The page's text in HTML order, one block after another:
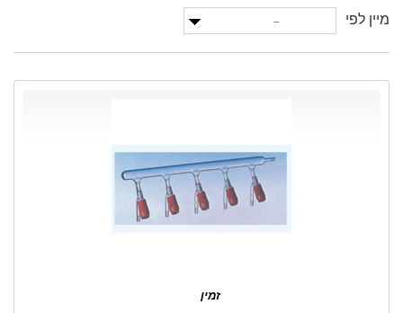
מיין לפי --
זמין